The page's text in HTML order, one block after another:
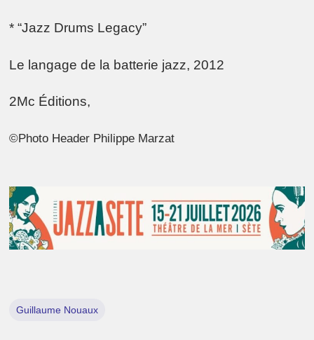
* “Jazz Drums Legacy”
Le langage de la batterie jazz, 2012
2Mc Éditions,
©Photo Header Philippe Marzat
Guillaume Nouaux